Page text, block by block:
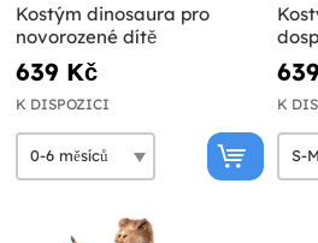
Kostým dinosaura pro
novorozené dítě
639 Kč
K DISPOZICI K